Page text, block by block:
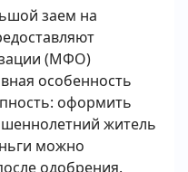
заем на
(МФО)
особенность
оформить
житель
можно
одобрения.